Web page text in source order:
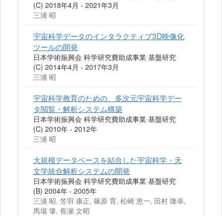
(C) 2018年4月 - 2021年3月
三浦 昭
宇宙科学データのインタラクティブ3D映像化
ツールの開発
日本学術振興会 科学研究費助成事業 基盤研究
(C) 2014年4月 - 2017年3月
三浦 昭
宇宙科学教育のための、多次元宇宙科学デー
タ閲覧・解析システム構築
日本学術振興会 科学研究費助成事業 基盤研究
(C) 2010年 - 2012年
三浦 昭
大規模データベースを結合した宇宙科学・天
文学統合解析システムの開発
日本学術振興会 科学研究費助成事業 基盤研究
(B) 2004年 - 2005年
三浦 昭, 笠羽 康正, 篠原 育, 松崎 恵一, 田村 隆幸,
馬場 肇, 長瀬 文昭